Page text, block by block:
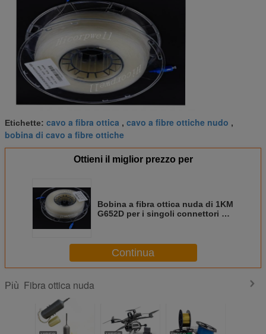
Etichette: cavo a fibra ottica , cavo a fibre ottiche nudo ,
bobina di cavo a fibre ottiche
Ottieni il miglior prezzo per
Bobina a fibra ottica nuda di 1KM
G652D per i singoli connettori a
Continua
Più Fibra ottica nuda